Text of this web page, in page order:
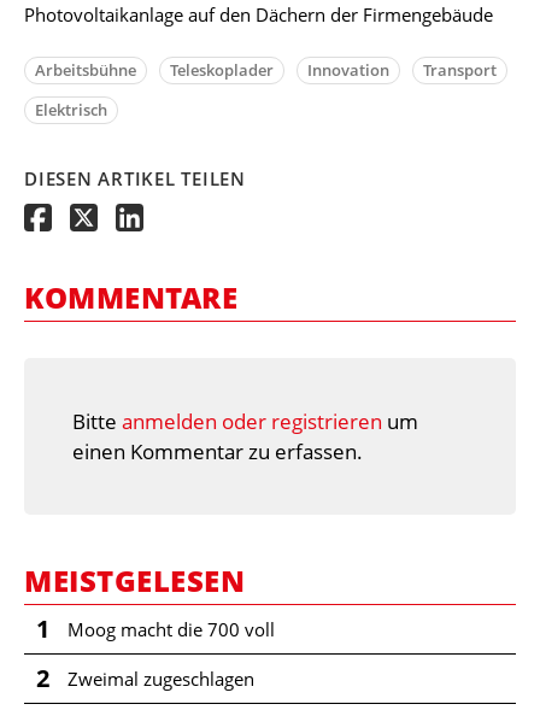
Photovoltaikanlage auf den Dächern der Firmengebäude
Arbeitsbühne Teleskoplader Innovation
Transport
Elektrisch
DIESEN ARTIKEL TEILEN
KOMMENTARE
Bitte anmelden oder registrieren um
einen Kommentar zu erfassen.
MEISTGELESEN
1 Moog macht die 700 voll
2 Zweimal zugeschlagen